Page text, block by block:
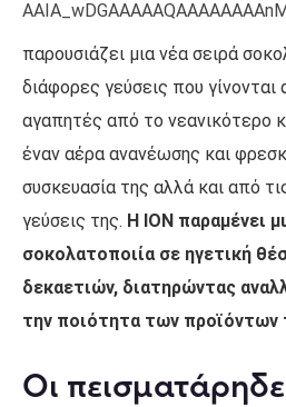
παρουσιάζει μια νέα σειρά
διάφορες γεύσεις που γίνονται
αγαπητές από το νεανικότερο
έναν αέρα ανανέωσης και
συσκευασία της αλλά και από
γεύσεις της. Η ΙΟΝ παραμένει
σοκολατοποιία σε ηγετική
δεκαετιών, διατηρώντας
την ποιότητα των προϊόντων
Οι